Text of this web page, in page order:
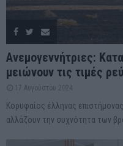
Ανεμογεννήτριες:
μειώνουν τις τιμές
17 Αυγούστου 2024
Κορυφαίος έλληνας
αλλάζουν την συχνότητα των